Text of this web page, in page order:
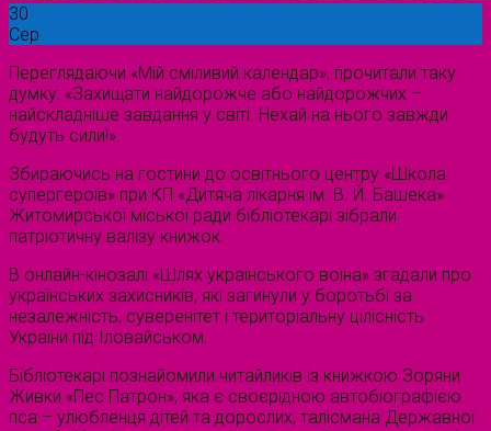
30
Сер
Переглядаючи «Мій сміливий календар», прочитали таку
думку: «Захищати найдорожче або найдорожчих –
найскладніше завдання у світі. Нехай на нього завжди
будуть сили!».
Збираючись на гостини до освітнього центру «Школа
супергероїв» при КП «Дитяча лікарня ім. В. Й. Башека»
Житомирської міської ради бібліотекарі зібрали
патріотичну валізу книжок.
В онлайн-кінозалі «Шлях українського воїна» згадали про
українських захисників, які загинули у боротьбі за
незалежність, суверенітет і територіальну цілісність
України під Іловайськом.
Бібліотекарі познайомили читайликів із книжкою Зоряни
Живки «Пес Патрон», яка є своєрідною автобіографією
пса – улюбленця дітей та дорослих, талісмана Державної